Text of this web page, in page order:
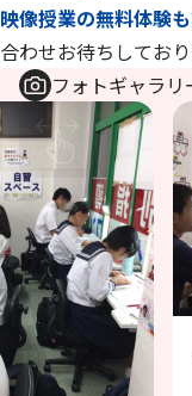
映像授業の無料体験
合わせお待ちしており
フォトギャラリ
自
しま